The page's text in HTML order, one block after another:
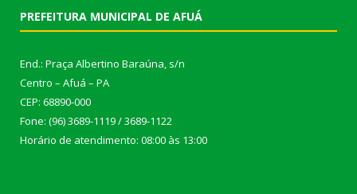
PREFEITURA MUNICIPAL DE AFUÁ
End.: Praça Albertino Baraúna, s/n
Centro – Afuá – PA
CEP: 68890-000
Fone: (96) 3689-1119 / 3689-1122
Horário de atendimento: 08:00 às 13:00